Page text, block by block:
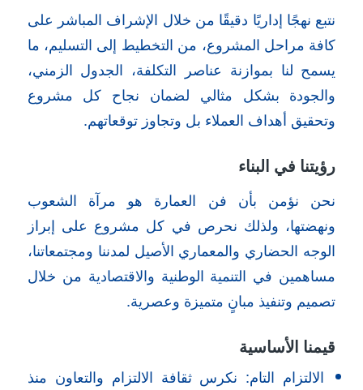
نتبع نهجًا إداريًا دقيقًا من خلال الإشراف المباشر على
كافة مراحل المشروع، من التخطيط إلى التسليم، ما
يسمح لنا بموازنة عناصر التكلفة، الجدول الزمني،
والجودة بشكل مثالي لضمان نجاح كل مشروع
وتحقيق أهداف العملاء بل وتجاوز توقعاتهم.
رؤيتنا في البناء
نحن نؤمن بأن فن العمارة هو مرآة الشعوب
ونهضتها، ولذلك نحرص في كل مشروع على إبراز
الوجه الحضاري والمعماري الأصيل لمدننا ومجتمعاتنا،
مساهمين في التنمية الوطنية والاقتصادية من خلال
تصميم وتنفيذ مبانٍ متميزة وعصرية.
قيمنا الأساسية
الالتزام التام: نكرس ثقافة الالتزام والتعاون منذ